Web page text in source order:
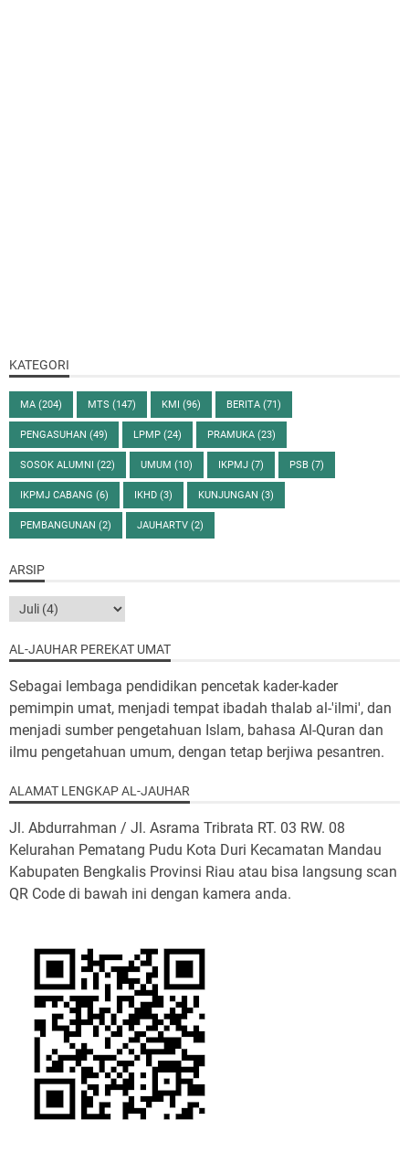
KATEGORI
MA (204) MTS (147) KMI (96) BERITA (71)
PENGASUHAN (49) LPMP (24) PRAMUKA (23)
SOSOK ALUMNI (22) UMUM (10) IKPMJ (7) PSB (7)
IKPMJ CABANG (6) IKHD (3) KUNJUNGAN (3)
PEMBANGUNAN (2) JAUHARTV (2)
ARSIP
AL-JAUHAR PEREKAT UMAT
Sebagai lembaga pendidikan pencetak kader-kader
pemimpin umat, menjadi tempat ibadah thalab al-'ilmi', dan
menjadi sumber pengetahuan Islam, bahasa Al-Quran dan
ilmu pengetahuan umum, dengan tetap berjiwa pesantren.
ALAMAT LENGKAP AL-JAUHAR
Jl. Abdurrahman / Jl. Asrama Tribrata RT. 03 RW. 08
Kelurahan Pematang Pudu Kota Duri Kecamatan Mandau
Kabupaten Bengkalis Provinsi Riau atau bisa langsung scan
QR Code di bawah ini dengan kamera anda.